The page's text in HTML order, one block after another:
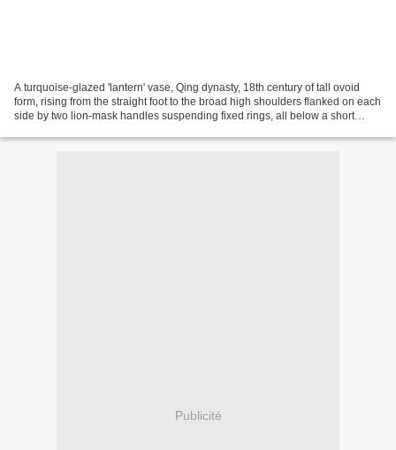
A turquoise-glazed 'lantern' vase, Qing dynasty, 18th century of tall ovoid
form, rising from the straight foot to the broad high shoulders flanked on each
side by two lion-mask handles suspending fixed rings, all below a short
Publicité